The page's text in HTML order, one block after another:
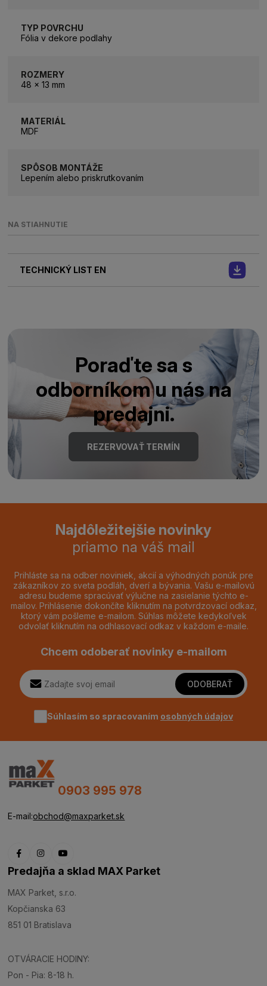
TYP POVRCHU
Fólia v dekore podlahy
ROZMERY
48 x 13 mm
MATERIÁL
MDF
SPÔSOB MONTÁŽE
Lepením alebo priskrutkovaním
NA STIAHNUTIE
TECHNICKÝ LIST EN
Poraďte sa s
odborníkom u nás na
predajni.
REZERVOVAŤ TERMÍN
Najdôležitejšie novinky
priamo na váš mail
Prihláste sa na odber noviniek, akcií a výhodných ponúk pre
zákazníkov zo sveta podláh, dverí a bývania. Vašu e-mailovú
adresu budeme spracúvať výlučne na zasielanie týchto e-
mailov. Prihlásenie dokončíte kliknutím na potvrdzovací odkaz,
ktorý vám pošleme e-mailom. Súhlas môžete kedykoľvek
odvolať kliknutím na odhlasovací odkaz v každom e-maile.
Chcem odoberať novinky e-mailom
ODOBERAŤ
Súhlasím so spracovaním osobných údajov
0903 995 978
E-mail:obchod@maxparket.sk
Predajňa a sklad MAX Parket
MAX Parket, s.r.o.
Kopčianska 63
851 01 Bratislava
OTVÁRACIE HODINY:
Pon - Pia: 8-18 h.